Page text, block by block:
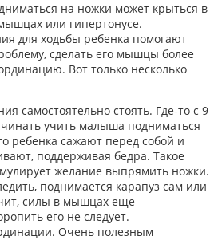
на ножки может крыться в
или гипертонусе.
для ходьбы ребенка помогают
сделать его мышцы более
Вот только несколько
самостоятельно стоять. Где-то с 9
учить малыша подниматься
ребенка сажают перед собой и
поддерживая бедра. Такое
желание выпрямить ножки.
поднимается карапуз сам или
силы в мышцах еще
его не следует.
Очень полезным